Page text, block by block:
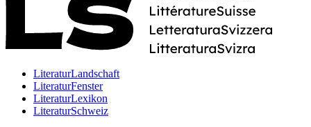
LiteraturLandschaft
LiteraturFenster
LiteraturLexikon
LiteraturSchweiz